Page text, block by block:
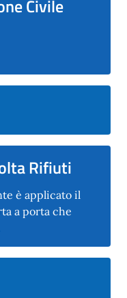
Civile
Rifiuti
è applicato il
a porta che